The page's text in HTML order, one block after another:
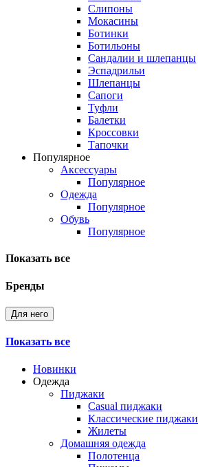
Слипоны
Мокасины
Ботинки
Ботильоны
Сандалии и шлепанцы
Эспадрильи
Шлепанцы
Сапоги
Туфли
Балетки
Кроссовки
Тапочки
Популярное
Аксессуары
Популярное
Одежда
Популярное
Обувь
Популярное
Показать все
Бренды
Для него
Показать все
Новинки
Одежда
Пиджаки
Casual пиджаки
Классические пиджаки
Жилеты
Домашняя одежда
Полотенца